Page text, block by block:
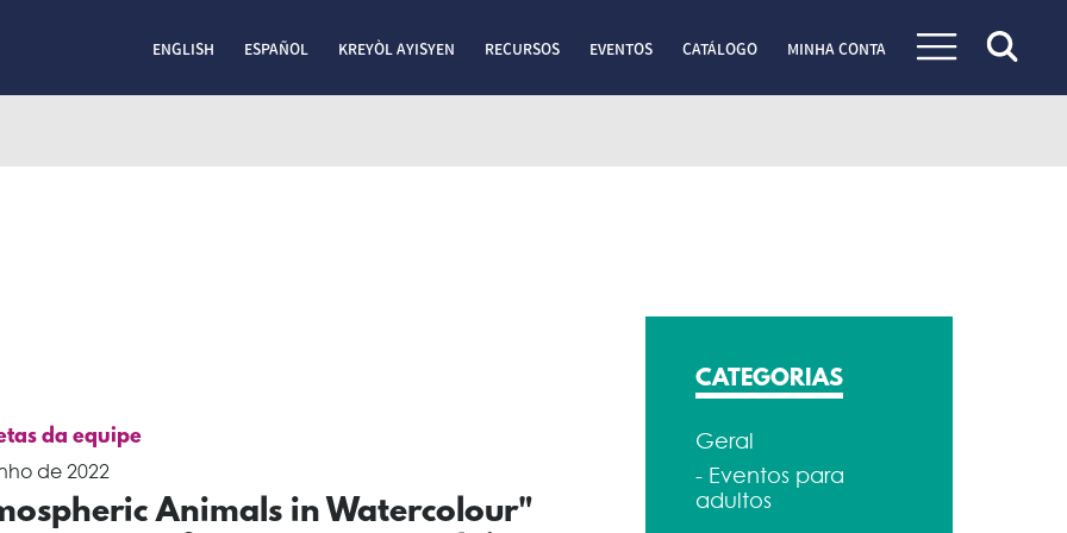
ENGLISH ESPAÑOL KREYÒL AYISYEN RECURSOS EVENTOS CATÁLOGO MINHA CONTA
da equipe
de 2022
Animals in Watercolour"
CATEGORIAS
Geral
- Eventos para
adultos